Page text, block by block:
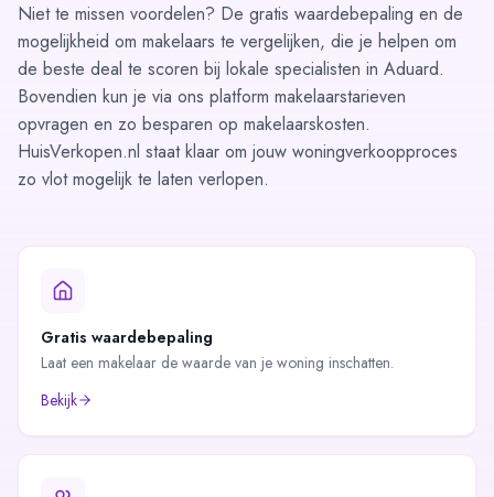
Niet te missen voordelen? De gratis waardebepaling en de
mogelijkheid om makelaars te vergelijken, die je helpen om
de beste deal te scoren bij lokale specialisten in Aduard.
Bovendien kun je via ons platform makelaarstarieven
opvragen en zo besparen op makelaarskosten.
HuisVerkopen.nl staat klaar om jouw woningverkoopproces
zo vlot mogelijk te laten verlopen.
Gratis waardebepaling
Laat een makelaar de waarde van je woning inschatten.
Bekijk